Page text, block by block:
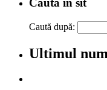
Caută în sit
Caută după:
Ultimul